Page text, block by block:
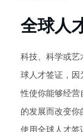
全球人
科技、科学或艺
球人才签证，因
性使你能够经营
的发展而改变
使用全球人才